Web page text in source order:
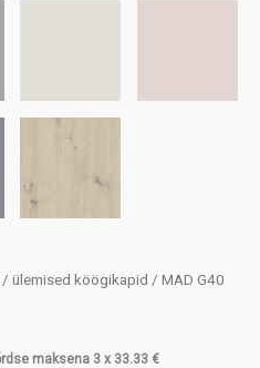
/ ülemised köögikapid / MAD G40
maksena 3 x 33.33 €